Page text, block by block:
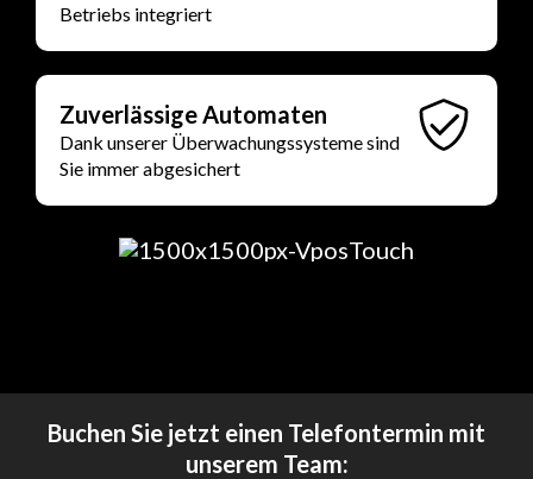
Betriebs integriert
Zuverlässige Automaten
Dank unserer Überwachungssysteme sind
Sie immer abgesichert
Buchen Sie jetzt einen Telefontermin mit
unserem Team: